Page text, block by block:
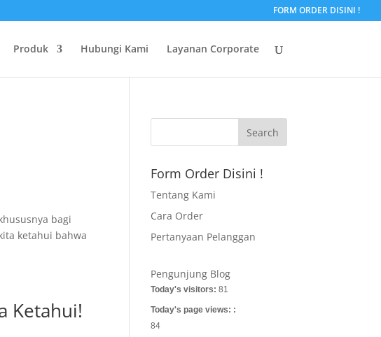
FORM ORDER DISINI !
Produk Hubungi Kami Layanan Corporate
bagi
ketahui bahwa
Ketahui!
Form Order Disini !
Tentang Kami
Cara Order
Pertanyaan Pelanggan
Pengunjung Blog
Today's visitors:81
Today's page views: :
84